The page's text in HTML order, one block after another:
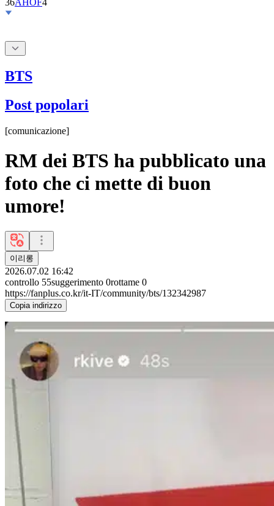
BTS
Post popolari
[comunicazione]
RM dei BTS ha pubblicato una
foto che ci mette di buon
umore!
이리롱
2026.07.02 16:42
controllo 55suggerimento 0rottame 0
https://fanplus.co.kr/it-IT/community/bts/132342987
Copia indirizzo